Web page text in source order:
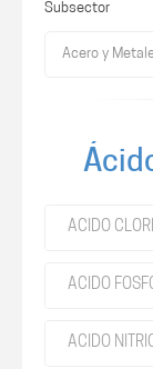
Subsector
Acero y
ACIDO
ACIDO
ACIDO